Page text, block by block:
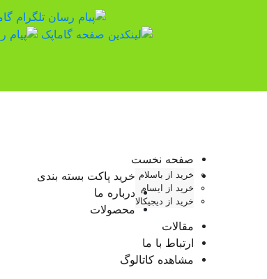
صفحه نخست
خرید پاکت بسته بندی خرید از باسلام
خرید از ایسام
خرید از دیجیکالا
درباره ما
محصولات
مقالات
ارتباط با ما
مشاهده کاتالوگ